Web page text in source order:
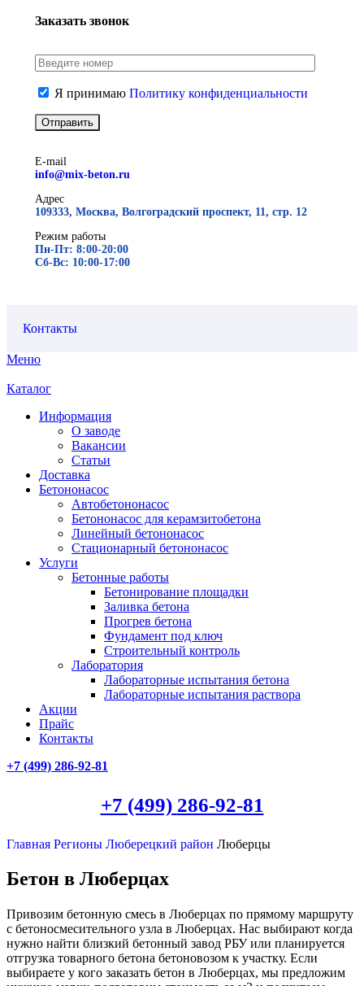
Заказать звонок
Я принимаю Политику конфиденциальности
E-mail
info@mix-beton.ru
Адрес
109333, Москва, Волгоградский проспект, 11, стр. 12
Режим работы
Пн-Пт: 8:00-20:00
Сб-Вс: 10:00-17:00
Контакты
Меню
Каталог
Информация
О заводе
Вакансии
Статьи
Доставка
Бетононасос
Автобетононасос
Бетононасос для керамзитобетона
Линейный бетононасос
Стационарный бетононасос
Услуги
Бетонные работы
Бетонирование площадки
Заливка бетона
Прогрев бетона
Фундамент под ключ
Строительный контроль
Лаборатория
Лабораторные испытания бетона
Лабораторные испытания раствора
Акции
Прайс
Контакты
+7 (499) 286-92-81
+7 (499) 286-92-81
Главная Регионы Люберецкий район Люберцы
Бетон в Люберцах
Привозим бетонную смесь в Люберцах по прямому маршруту
с бетоносмесительного узла в Люберцах. Нас выбирают когда
нужно найти близкий бетонный завод РБУ или планируется
отгрузка товарного бетона бетоновозом к участку. Если
выбираете у кого заказать бетон в Люберцах, мы предложим